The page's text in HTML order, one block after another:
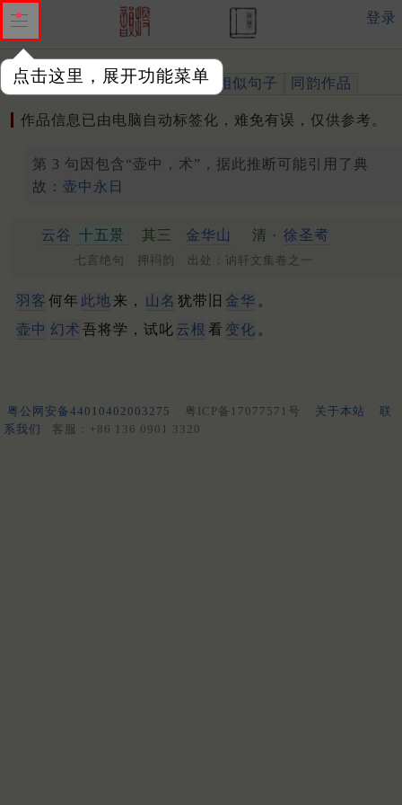
点击这里，展开功能菜单
登录
作品 标注四声 出处、引用 相似句子 同韵作品
作品信息已由电脑自动标签化，难免有误，仅供参考。
第 3 句因包含“壶中，术”，据此推断可能引用了典
故： 壶中永日
云谷 十五景 其三 金华山 清 · 徐圣耇
七言绝句 押祃韵 出处：讷轩文集卷之一
羽客 何年 此地 来， 山名 犹带旧 金华 。
壶中 幻术 吾将学，试叱 云根 看 变化 。
粤公网安备44010402003275 粤ICP备17077571号 关于本站
联
系我们
客服：+86 136 0901 3320